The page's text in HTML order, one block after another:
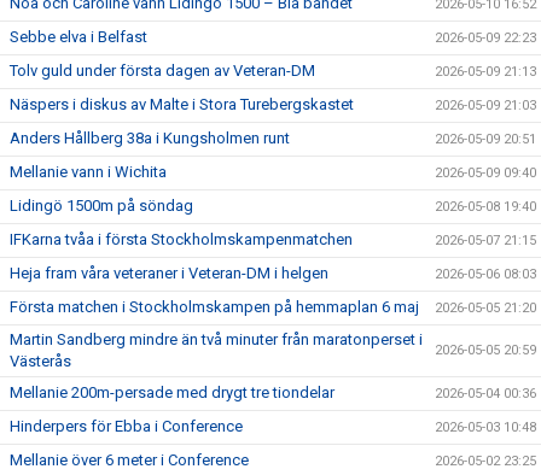
2026-05-10 16:52
Sebbe elva i Belfast 2026-05-09 22:23
Tolv guld under första dagen av Veteran-DM 2026-05-09 21:13
Näspers i diskus av Malte i Stora Turebergskastet 2026-05-09 21:03
Anders Hållberg 38a i Kungsholmen runt 2026-05-09 20:51
Mellanie vann i Wichita 2026-05-09 09:40
Lidingö 1500m på söndag 2026-05-08 19:40
IFKarna tvåa i första Stockholmskampenmatchen 2026-05-07 21:15
Heja fram våra veteraner i Veteran-DM i helgen 2026-05-06 08:03
Första matchen i Stockholmskampen på hemmaplan 6 maj 2026-05-05 21:20
Martin Sandberg mindre än två minuter från maratonperset i
Västerås
2026-05-05 20:59
Mellanie 200m-persade med drygt tre tiondelar 2026-05-04 00:36
Hinderpers för Ebba i Conference 2026-05-03 10:48
Mellanie över 6 meter i Conference 2026-05-02 23:25